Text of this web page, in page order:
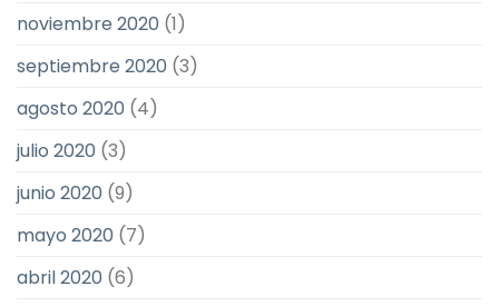
noviembre 2020 (1)
septiembre 2020 (3)
agosto 2020 (4)
julio 2020 (3)
junio 2020 (9)
mayo 2020 (7)
abril 2020 (6)